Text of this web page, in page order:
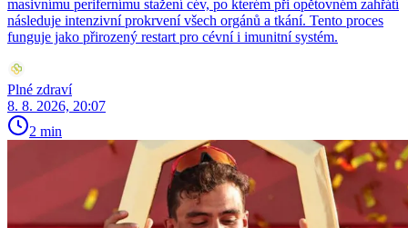
masivnímu perifernímu stažení cév, po kterém při opětovném zahřátí
následuje intenzivní prokrvení všech orgánů a tkání. Tento proces
funguje jako přirozený restart pro cévní i imunitní systém.
Plné zdraví
8. 8. 2026, 20:07
2 min